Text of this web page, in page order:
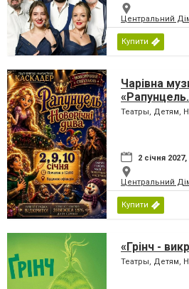
Центральний
Купити
Чарівна
Театры, Детям,
2 січня 2027,
Центральний
Купити
«Грінч -
Театры, Детям,